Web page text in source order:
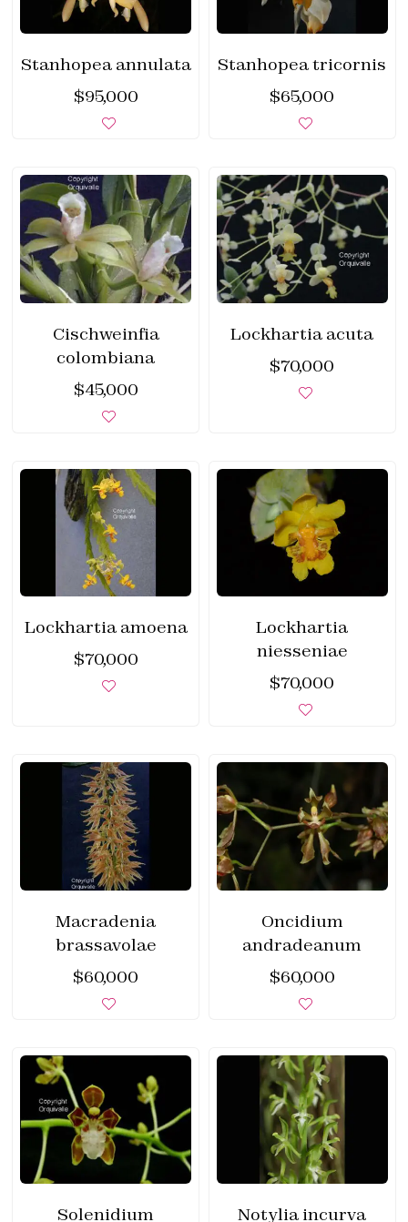
Stanhopea annulata
$95,000
Stanhopea tricornis
$65,000
Cischweinfia
colombiana
$45,000
Lockhartia acuta
$70,000
Lockhartia amoena
$70,000
Lockhartia
niesseniae
$70,000
Macradenia
brassavolae
$60,000
Oncidium
andradeanum
$60,000
Solenidium Notylia incurva